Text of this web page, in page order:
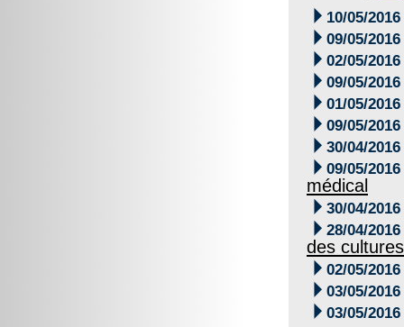
 10/05/2016
 09/05/2016
 02/05/2016
 09/05/2016
 01/05/2016
 09/05/2016
 30/04/2016
 09/05/2016
médical
 30/04/2016
 28/04/2016
des
 02/05/2016
 03/05/2016
 03/05/2016